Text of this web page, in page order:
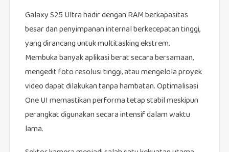
Galaxy S25 Ultra hadir dengan RAM berkapasitas
besar dan penyimpanan internal berkecepatan tinggi,
yang dirancang untuk multitasking ekstrem.
Membuka banyak aplikasi berat secara bersamaan,
mengedit foto resolusi tinggi, atau mengelola proyek
video dapat dilakukan tanpa hambatan. Optimalisasi
One UI memastikan performa tetap stabil meskipun
perangkat digunakan secara intensif dalam waktu
lama.